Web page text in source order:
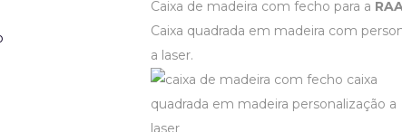
Caixa de madeira com fecho para a
Caixa quadrada em madeira com
a laser.